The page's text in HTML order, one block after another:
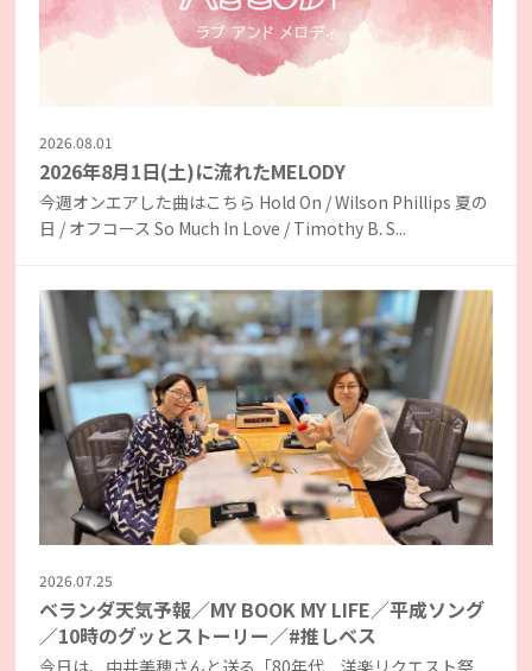
2026.08.01
2026年8月1日(土)に流れたMELODY
今週オンエアした曲はこちら Hold On / Wilson Phillips 夏の
日 / オフコース So Much In Love / Timothy B. S...
2026.07.25
ベランダ天気予報／MY BOOK MY LIFE／平成ソング
／10時のグッとストーリー／#推しベス
今日は、中井美穂さんと送る「80年代 洋楽リクエスト祭